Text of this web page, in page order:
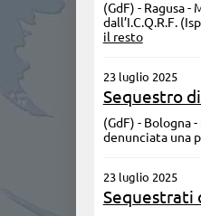
(GdF) - Ragusa
dall’I.C.Q.R.F.
il resto
23 luglio 2025
Sequestro
(GdF) - Bologna
denunciata una
23 luglio 2025
Sequestrati